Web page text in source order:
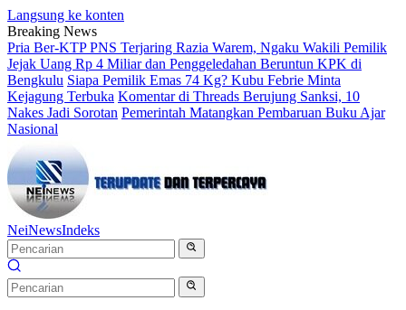
Langsung ke konten
Breaking News
Pria Ber-KTP PNS Terjaring Razia Warem, Ngaku Wakili Pemilik
Jejak Uang Rp 4 Miliar dan Penggeledahan Beruntun KPK di
Bengkulu Siapa Pemilik Emas 74 Kg? Kubu Febrie Minta
Kejagung Terbuka Komentar di Threads Berujung Sanksi, 10
Nakes Jadi Sorotan Pemerintah Matangkan Pembaruan Buku Ajar
Nasional
NeiNewsIndeks